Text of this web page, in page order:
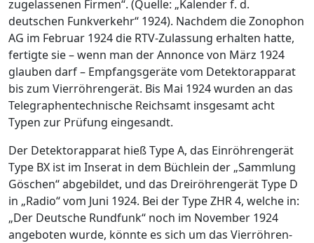
zugelassenen Firmen“. (Quelle: „Kalender f. d.
deutschen Funkverkehr“ 1924). Nachdem die Zonophon
AG im Februar 1924 die RTV-Zulassung erhalten hatte,
fertigte sie – wenn man der Annonce von März 1924
glauben darf – Empfangsgeräte vom Detektorapparat
bis zum Vierröhrengerät. Bis Mai 1924 wurden an das
Telegraphentechnische Reichsamt insgesamt acht
Typen zur Prüfung eingesandt.
Der Detektorapparat hieß Type A, das Einröhrengerät
Type BX ist im Inserat in dem Büchlein der „Sammlung
Göschen“ abgebildet, und das Dreiröhrengerät Type D
in „Radio“ vom Juni 1924. Bei der Type ZHR 4, welche in:
„Der Deutsche Rundfunk“ noch im November 1924
angeboten wurde, könnte es sich um das Vierröhren-